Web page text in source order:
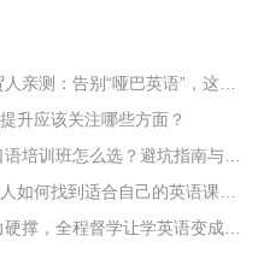
必克英语效果怎么样？2026广东外贸人亲测：告别“哑巴英语”，这才是成年人最高效的自救指南！
升应该关注哪些方面？
实测厦门机构后讲讲：2026年英语口语培训班怎么选？避坑指南与高效学习新范式
【上海成人英语机构选择指南】职场人如何找到适合自己的英语课程？
【2026英语怎么学？】不用靠意志力硬撑，全程督学让学英语变成日常习惯